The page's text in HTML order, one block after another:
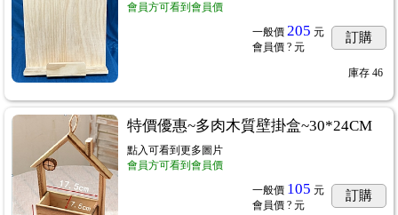
會員方可看到會員價
一般價 205 元
會員價 ? 元
訂購
庫存 46
特價優惠~多肉木質壁掛盒~30*24CM
點入可看到更多圖片
會員方可看到會員價
一般價 105 元
會員價 ? 元
訂購